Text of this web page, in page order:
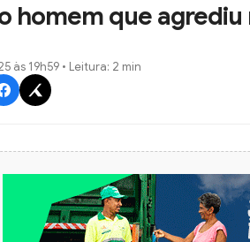
homem que
às 19h59 • Leitura: 2 min